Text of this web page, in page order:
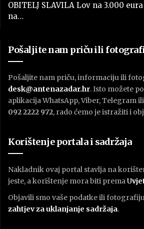
OBITELJ SLAVILA Lov na 3.000
na…
Pošaljite nam priču ili
Pošaljite nam priču, informaciju ili
desk@antenazadar.hr. Isto možete
aplikacija WhatsApp, Viber, Telegram
092 2222 972, rado ćemo je istražiti i
Korištenje portala i sadržaja
Nakladnik ovaj portal stavlja na
jeste, a korištenje mora biti premaU
Objavili smo vaše podatke ili
zahtjev za uklanjanje sadržaja.